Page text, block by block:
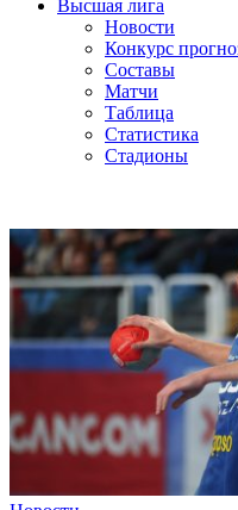
Высшая лига
Новости
Конкурс
Составы
Матчи
Таблица
Статистика
Стадионы